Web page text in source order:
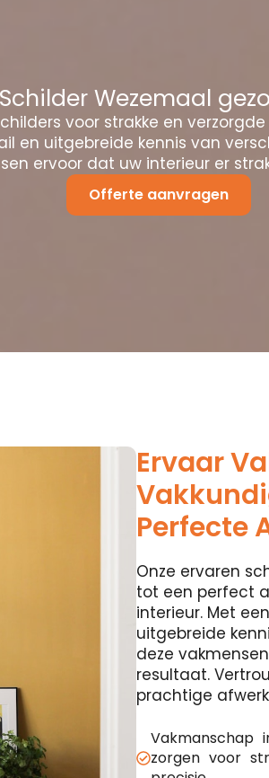
Schilder Wezemaal
voor strakke en
en uitgebreide kennis van
ervoor dat uw interieur er
Offerte aanvragen
Ervaar
Perfecte
Onze ervaren
tot een perfect
interieur. Met
uitgebreide
deze
resultaat.
prachtige
Vakmanschap
zorgen voor